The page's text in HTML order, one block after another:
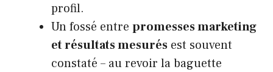
profil.
Un fossé entre promesses marketing
et résultats mesurés est souvent
constaté – au revoir la baguette